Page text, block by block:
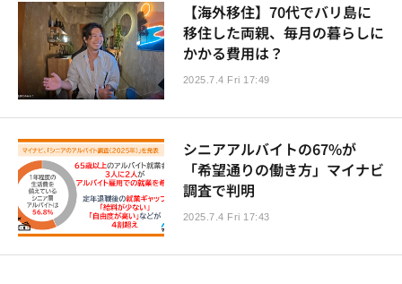
【海外移住】70代でバリ島に
移住した両親、毎月の暮らしに
かかる費用は？
2025.7.4 Fri 17:49
シニアアルバイトの67%が
「希望通りの働き方」マイナビ
調査で判明
2025.7.4 Fri 17:43